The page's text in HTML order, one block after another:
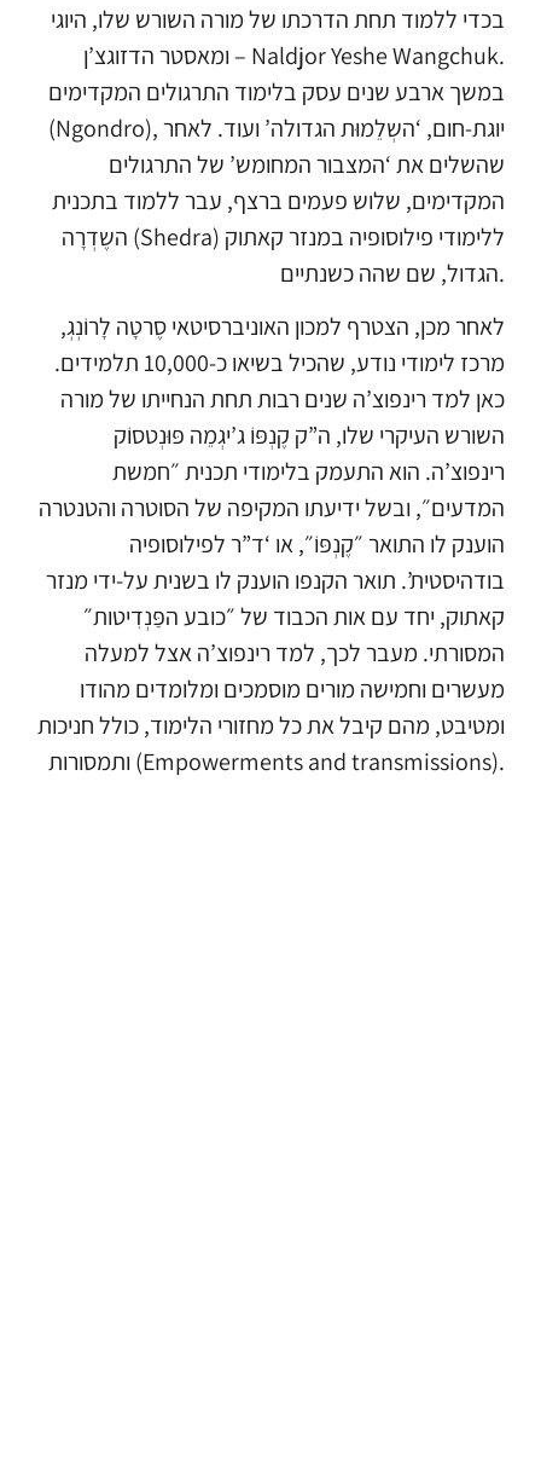
בכדי ללמוד תחת הדרכתו של מורה השורש שלו, היוגי
ומאסטר הדזוגצ’ן – Naldjor Yeshe Wangchuk.
במשך ארבע שנים עסק בלימוד התרגולים המקדימים
(Ngondro), יוגת-חום, ‘השְלֵמוּת הגדולה’ ועוד. לאחר
שהשלים את ‘המצבור המחומש’ של התרגולים
המקדימים, שלוש פעמים ברצף, עבר ללמוד בתכנית
השֶדְרָה (Shedra) ללימודי פילוסופיה במנזר קאתוק
הגדול, שם שהה כשנתיים.
לאחר מכן, הצטרף למכון האוניברסיטאי סֶרטָה לָרוֹנְגְ,
מרכז לימודי נודע, שהכיל בשיאו כ-10,000 תלמידים.
כאן למד רינפוצ’ה שנים רבות תחת הנחייתו של מורה
השורש העיקרי שלו, ה”ק קֶנְפּוֹ ג’יגְמֵה פּוּנְטסוֹק
רינפוצ’ה. הוא התעמק בלימודי תכנית ״חמשת
המדעים״, ובשל ידיעתו המקיפה של הסוטרה והטנטרה
הוענק לו התואר ״קֶנְפּוֹ״, או ‘ד”ר לפילוסופיה
בודהיסטית’. תואר הקנפו הוענק לו בשנית על-ידי מנזר
קאתוק, יחד עם אות הכבוד של ״כובע הפַּנְדִיטות״
המסורתי. מעבר לכך, למד רינפוצ’ה אצל למעלה
מעשרים וחמישה מורים מוסמכים ומלומדים מהודו
ומטיבט, מהם קיבל את כל מחזורי הלימוד, כולל חניכות
ותמסורות (Empowerments and transmissions).